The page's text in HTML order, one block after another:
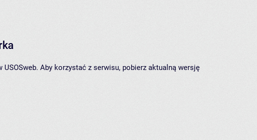
Aby korzystać z serwisu, pobierz aktualną wersję